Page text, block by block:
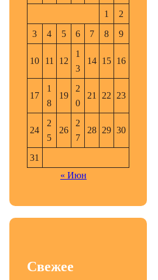
1
2
3
4 5 6 7 8 9
10 11 12
1
3
14 15 16
17
1
8
19
2
0
21 22 23
24
2
5
26
2
7
28 29 30
31
« Июн
Свежее